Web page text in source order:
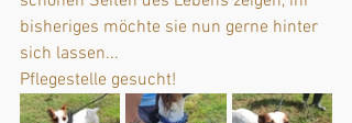
bisheriges möchte sie nun gerne hinter
sich lassen...
Pflegestelle gesucht!